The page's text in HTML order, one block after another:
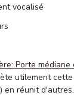
vocalisé
Porte
utilement
en réunit d'autres.